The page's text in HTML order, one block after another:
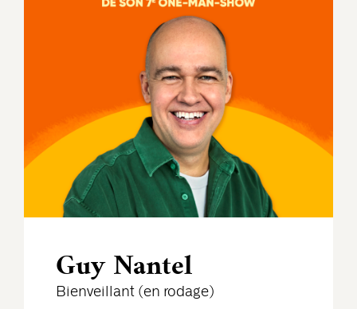
Guy Nantel
Bienveillant (en rodage)